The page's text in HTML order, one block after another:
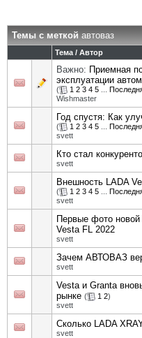
Темы с меткойавтоваз
Тема / Автор
Важно: Приемная
эксплуатации
( 1 2 3 4 5
Wishmaster
Год спустя: Как
( 1 2 3 4 5
svett
Кто стал
svett
Внешность LADA
( 1 2 3 4 5
svett
Первые фото
Vesta FL 2022
svett
Зачем АВТОВАЗ
svett
Vesta и Granta
рынке ( 1 2)
svett
Сколько LADA
svett